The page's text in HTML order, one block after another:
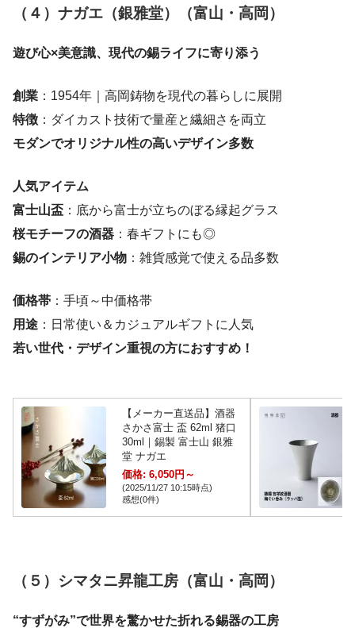
（４）ナガエ（銀雅堂）（富山・高岡）
遊び心×美意識、現代の錫ライフに寄り添う
創業 ：1954年｜高岡鋳物を現代の暮らしに展開
特徴 ：ダイカスト技術で量産と繊細さを両立
モダンでオリジナル性の高いデザイン多数
人気アイテム
富士山盃 ：底から富士が立ちのぼる縁起グラス
桜モチーフの酒器 ：春ギフトにも◎
錫のインテリア小物 ：雑貨感覚で使える品多数
価格帯 ：手頃～中価格帯
用途 ：日常使い＆カジュアルギフトに人気
若い世代・デザイン重視の方におすすめ！
【メーカー直送品】酒器
さかさ富士 盃 62ml 猪口
30ml｜錫製 富士山 銀雅
堂 ナガエ
価格: 6,050円～
(2025/11/27 10:15時点)
感想(0件)
（５）シマタニ昇龍工房（富山・高岡）
“すずがみ”で世界を驚かせた折れる錫器の工房